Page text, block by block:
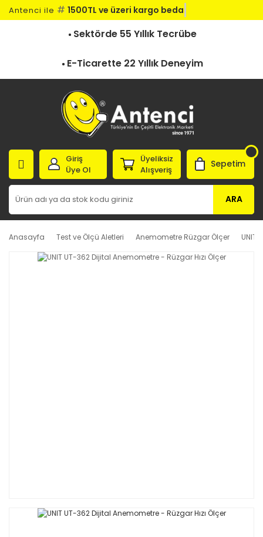
Antenci ile # 1500TL ve üzeri kargo bedava
Sektörde 55 Yıllık Tecrübe
E-Ticarette 22 Yıllık Deneyim
ARA
Giriş
Üye Ol
Üyeliksiz
Alışveriş
Sepetim
Anasayfa Test ve Ölçü Aletleri Anemometre Rüzgar Ölçer UNIT